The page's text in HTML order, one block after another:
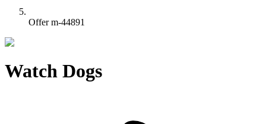
Offer m-44891
Watch Dogs